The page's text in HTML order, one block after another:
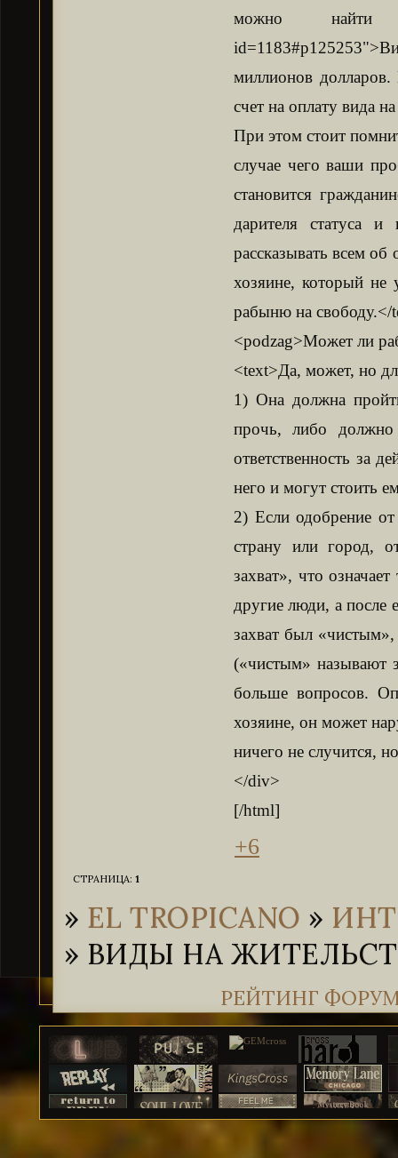
можно найти
миллионов
счет на оплату вида
При этом стоит
случае чего ваши
становится
дарителя статуса
рассказывать всем
хозяине, который не
рабыню на свободу.</
<podzag>Может ли
<text>Да, может, но
1) Она должна
прочь, либо должно
ответственность за
него и могут стоить
2) Если одобрение
страну или город,
захват», что
другие люди, а после
захват был
(«чистым» называют
больше вопросов.
хозяине, он может
ничего не случится,
</div>
[/html]
+6
СТРАНИЦА: 1
» EL TROPICANO »
» ВИДЫ НА
РЕЙТИНГ